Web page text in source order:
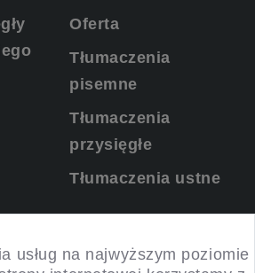
usług na najwyższym poziomie
Oferta
Tłumaczenia
pisemne
Tłumaczenia
przysięgłe
Tłumaczenia ustne